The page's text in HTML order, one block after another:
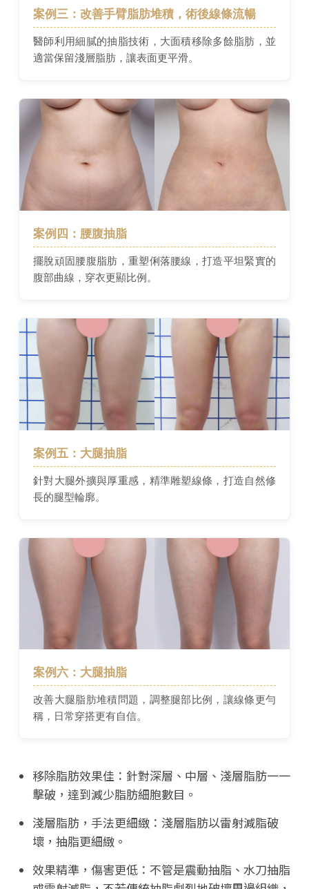
案例三：改善手臂脂肪堆積，術後線條流暢
醫師利用細膩的抽脂技術，大面積移除多餘脂肪，並
適當保留淺層脂肪，讓表面更平滑。
案例四：腰腹抽脂
擺脫頑固腰腹脂肪，重塑俐落腰線，打造平坦緊實的
腹部曲線，穿衣更顯比例。
案例五：大腿抽脂
針對大腿外擴與厚重感，精準雕塑線條，打造自然修
長的腿型輪廓。
案例六：大腿抽脂
改善大腿脂肪堆積問題，調整腿部比例，讓線條更勻
稱，日常穿搭更有自信。
移除脂肪效果佳：針對深層、中層、淺層脂肪一一
擊破，達到減少脂肪細胞數目。
淺層脂肪，手法更細緻：淺層脂肪以雷射減脂破
壞，抽脂更細緻。
效果精準，傷害更低：不管是震動抽脂、水刀抽脂